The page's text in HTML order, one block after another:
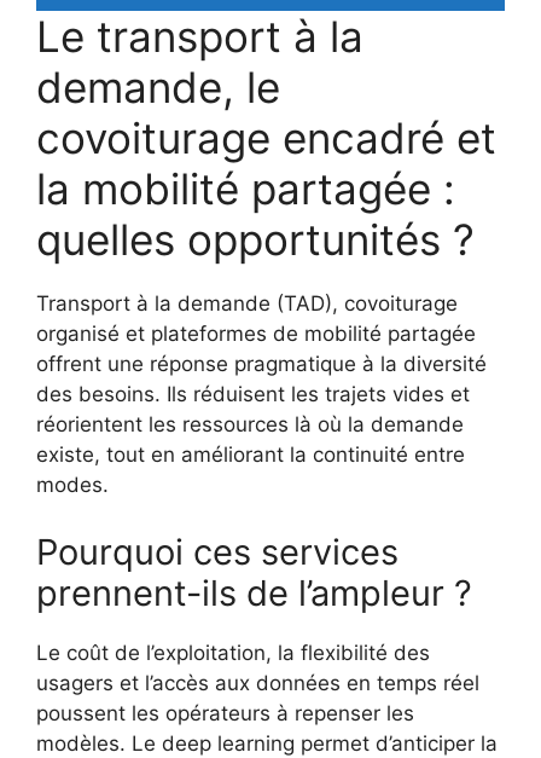
Le transport à la
demande, le
covoiturage encadré et
la mobilité partagée :
quelles opportunités ?
Transport à la demande (TAD), covoiturage
organisé et plateformes de mobilité partagée
offrent une réponse pragmatique à la diversité
des besoins. Ils réduisent les trajets vides et
réorientent les ressources là où la demande
existe, tout en améliorant la continuité entre
modes.
Pourquoi ces services
prennent-ils de l’ampleur ?
Le coût de l’exploitation, la flexibilité des
usagers et l’accès aux données en temps réel
poussent les opérateurs à repenser les
modèles. Le deep learning permet d’anticiper la